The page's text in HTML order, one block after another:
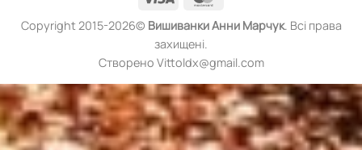
Copyright 2015-2026© ВишиванкиАнни Марчук. Всі права
захищені.
Створено Vittoldx@gmail.com